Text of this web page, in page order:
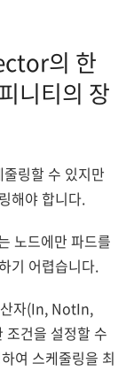
의 한
니티의 장
링할 수 있지만
해야 합니다.
노드에만 파드를
기 어렵습니다.
산자(In, NotIn,
건을 설정할 수
여 스케줄링을 최